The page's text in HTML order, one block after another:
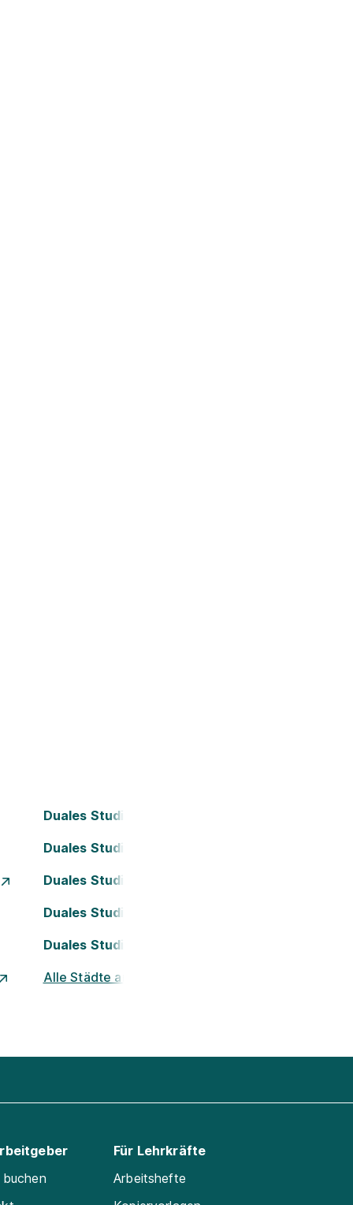
Duales Studium Bielefeld
Duales Studium Darmstadt
Duales Studium Essen
Duales Studium Köln
Duales Studium Nürnberg
Alle Städte ansehen
Für Lehrkräfte
Arbeitshefte